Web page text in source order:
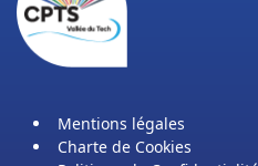
Mentions légales
Charte de Cookies